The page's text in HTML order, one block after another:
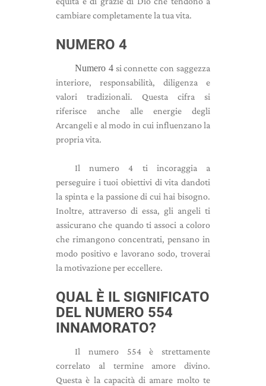
cambiare completamente la tua vita.
NUMERO 4
Numero 4si connette con saggezza
interiore, responsabilità, diligenza e
valori tradizionali. Questa cifra si
riferisce anche alle energie degli
Arcangeli e al modo in cui influenzano la
propria vita.
Il numero 4 ti incoraggia a
perseguire i tuoi obiettivi di vita dandoti
la spinta e la passione di cui hai bisogno.
Inoltre, attraverso di essa, gli angeli ti
assicurano che quando ti associ a coloro
che rimangono concentrati, pensano in
modo positivo e lavorano sodo, troverai
la motivazione per eccellere.
QUAL È IL SIGNIFICATO
DEL NUMERO 554
INNAMORATO?
Il numero 554 è strettamente
correlato al termine amore divino.
Questa è la capacità di amare molto te